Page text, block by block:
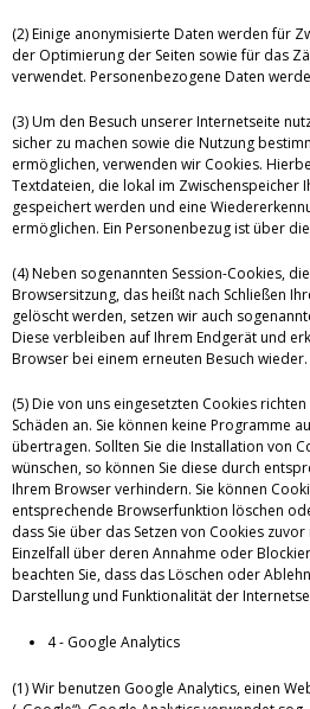
(2) Einige anonymisierte Daten werden für
der Optimierung der Seiten sowie für das
verwendet. Personenbezogene Daten
(3) Um den Besuch unserer Internetseite
sicher zu machen sowie die Nutzung
ermöglichen, verwenden wir Cookies.
Textdateien, die lokal im Zwischenspeicher
gespeichert werden und eine
ermöglichen. Ein Personenbezug ist über
(4) Neben sogenannten Session-Cookies,
Browsersitzung, das heißt nach Schließen
gelöscht werden, setzen wir auch
Diese verbleiben auf Ihrem Endgerät und
Browser bei einem erneuten Besuch wieder.
(5) Die von uns eingesetzten Cookies
Schäden an. Sie können keine Programme
übertragen. Sollten Sie die Installation von
wünschen, so können Sie diese durch
Ihrem Browser verhindern. Sie können
entsprechende Browserfunktion löschen
dass Sie über das Setzen von Cookies
Einzelfall über deren Annahme oder
beachten Sie, dass das Löschen oder
Darstellung und Funktionalität der
4 - Google Analytics
(1) Wir benutzen Google Analytics, einen